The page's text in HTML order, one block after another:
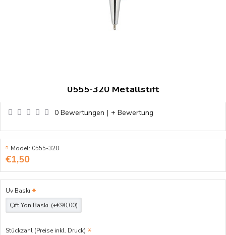
0555-320 Metallstift
0 Bewertungen | + Bewertung
€1,50
Model: 0555-320
Uv Baskı
Çift Yön Baskı (+€90,00)
Stückzahl (Preise inkl. Druck)